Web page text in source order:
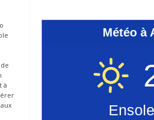
à
Météo à